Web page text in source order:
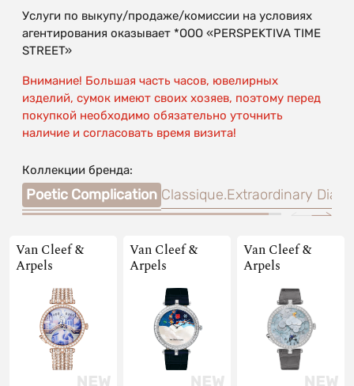
Услуги по выкупу/продаже/комиссии на условиях
агентирования оказывает *OOO «PERSPEKTIVA TIME
STREET»
Внимание! Большая часть часов, ювелирных
изделий, сумок имеют своих хозяев, поэтому перед
покупкой необходимо обязательно уточнить
наличие и согласовать время визита!
Коллекции бренда:
Poetic Complication Classique.Extraordinary Dials
Van Cleef &
Arpels
Van Cleef &
Arpels
Van Cleef &
Arpels